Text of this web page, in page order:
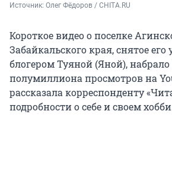
Источник: Олег Фёдоров / CHITA.RU
Короткое видео о поселке
Забайкальского края, снятое
блогером Туяной (Яной),
полумиллиона просмотров на
рассказала корреспонденту
подробности о себе и своем